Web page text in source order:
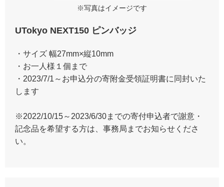
※写真はイメージです
UTokyo NEXT150 ピンバッジ
・サイズ 幅27mm×縦10mm
・お一人様１個まで
・2023/7/1～お申込分の寄附金受領証明書に同封いた
します
※2022/10/15～2023/6/30までの寄付申込者で謝意・
記念品を希望する方は、事務局までお知らせくださ
い。